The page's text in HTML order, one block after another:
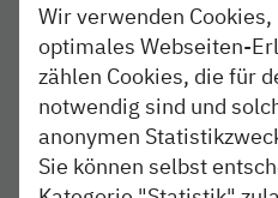
jeweils ab 21 Uhr bis
zwischen Kiel und
Strecke gesperrt wird.
6. Oktober ab 23 Uhr
Zugfahrten zwischen
Wir verwenden
optimales Webseiten-
zählen Cookies, die für
notwendig sind und
anonymen
Sie können selbst